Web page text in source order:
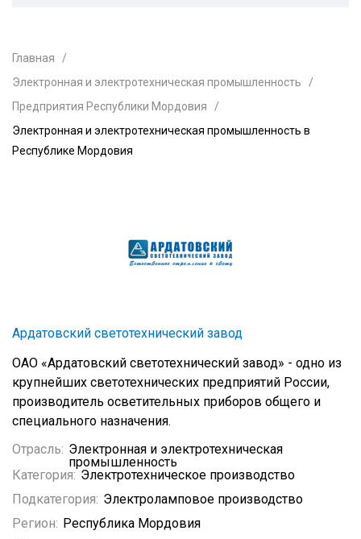
Главная
Электронная и электротехническая промышленность
Предприятия Республики Мордовия
Электронная и электротехническая промышленность в
Республике Мордовия
Ардатовский светотехнический завод
ОАО «Ардатовский светотехнический завод» - одно из
крупнейших светотехнических предприятий России,
производитель осветительных приборов общего и
специального назначения.
Отрасль: Электронная и электротехническая
промышленность
Категория: Электротехническое производство
Подкатегория: Электроламповое производство
Регион: Республика Мордовия